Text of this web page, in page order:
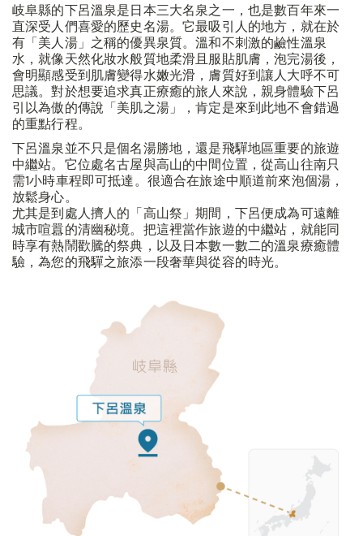
岐阜縣的下呂溫泉是日本三大名泉之一，也是數百年來一
直深受人們喜愛的歷史名湯。它最吸引人的地方，就在於
有「美人湯」之稱的優異泉質。溫和不刺激的鹼性溫泉
水，就像天然化妝水般質地柔滑且服貼肌膚，泡完湯後，
會明顯感受到肌膚變得水嫩光滑，膚質好到讓人大呼不可
思議。對於想要追求真正療癒的旅人來說，親身體驗下呂
引以為傲的傳說「美肌之湯」，肯定是來到此地不會錯過
的重點行程。
下呂溫泉並不只是個名湯勝地，還是飛驒地區重要的旅遊
中繼站。它位處名古屋與高山的中間位置，從高山往南只
需1小時車程即可抵達。很適合在旅途中順道前來泡個湯，
放鬆身心。
尤其是到處人擠人的「高山祭」期間，下呂便成為可遠離
城市喧囂的清幽秘境。把這裡當作旅遊的中繼站，就能同
時享有熱鬧歡騰的祭典，以及日本數一數二的溫泉療癒體
驗，為您的飛驒之旅添一段奢華與從容的時光。